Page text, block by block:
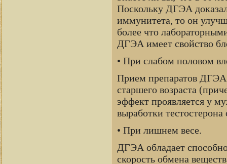
Поскольку ДГЭА
иммунитета, то он
более что
ДГЭА имеет свойство
• При слабом половом
Прием препаратов ДГЭА
старшего возраста
эффект проявляется у
выработки
• При лишнем весе.
ДГЭА обладает
скорость обмена